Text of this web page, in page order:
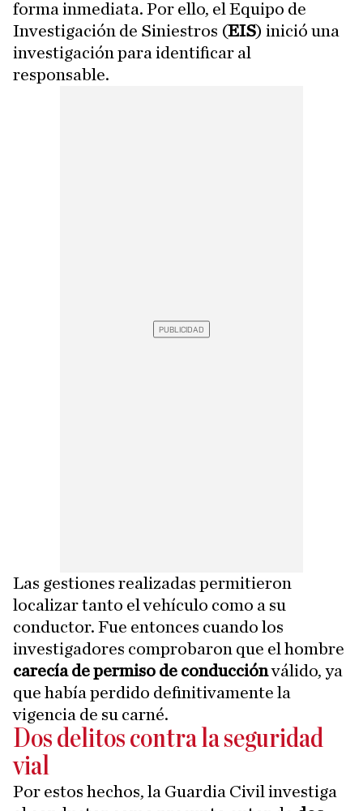
forma inmediata. Por ello, el Equipo de
Investigación de Siniestros (EIS) inició una
investigación para identificar al
responsable.
Las gestiones realizadas permitieron
localizar tanto el vehículo como a su
conductor. Fue entonces cuando los
investigadores comprobaron que el hombre
carecía de permiso de conducciónválido, ya
que había perdido definitivamente la
vigencia de su carné.
Dos delitos contra la seguridad
vial
Por estos hechos, la Guardia Civil investiga